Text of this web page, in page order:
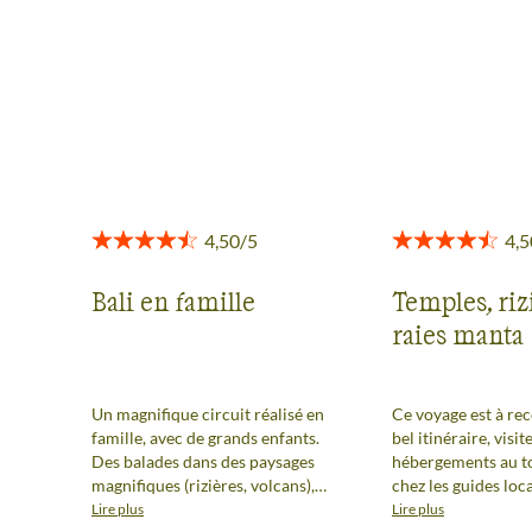
Bali en famille
Un magnifique circuit réalisé en
famille, avec de grands enfants.
Des balades dans des paysages
magnifiques (rizières, volcans),
des levers/couchers de soleil à
Lire plus
Temples,
raies manta
Ce voyage est à
bel itinéraire,
hébergements au
chez les guides
rando volcans
Lire plus